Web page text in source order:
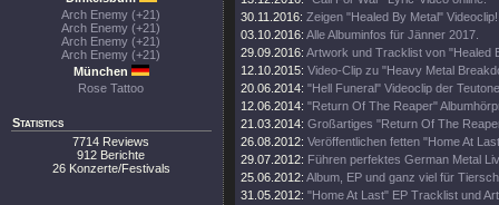
Arch Enemy (+21)
Arch Enemy (+21)
Arch Enemy (+21)
Arch Enemy (+21)
München
Rose Tattoo
Statistics
7714 Reviews
912 Berichte
26 Konzerte/Festivals
30.11.2016: Zeigen "Healed By Metal" Videoclip!
03.10.2016: Alle Albuminfos für Jänner 2017.
29.09.2016: Artwork und Tracklist von "Healed
12.10.2015: Video-Clip zu "Heavy Metal
20.06.2014: "Hell Funeral" Videoclip der
12.06.2014: "Return Of The Reaper"
21.03.2014: Großartiges "Return Of The
26.08.2012: Veröffentlichen fetten "Home At
29.07.2012: Führen perfektes German Metal
25.06.2012: Album, EP und ganz viel für
31.05.2012: "Home At Last" EP Tracklist und